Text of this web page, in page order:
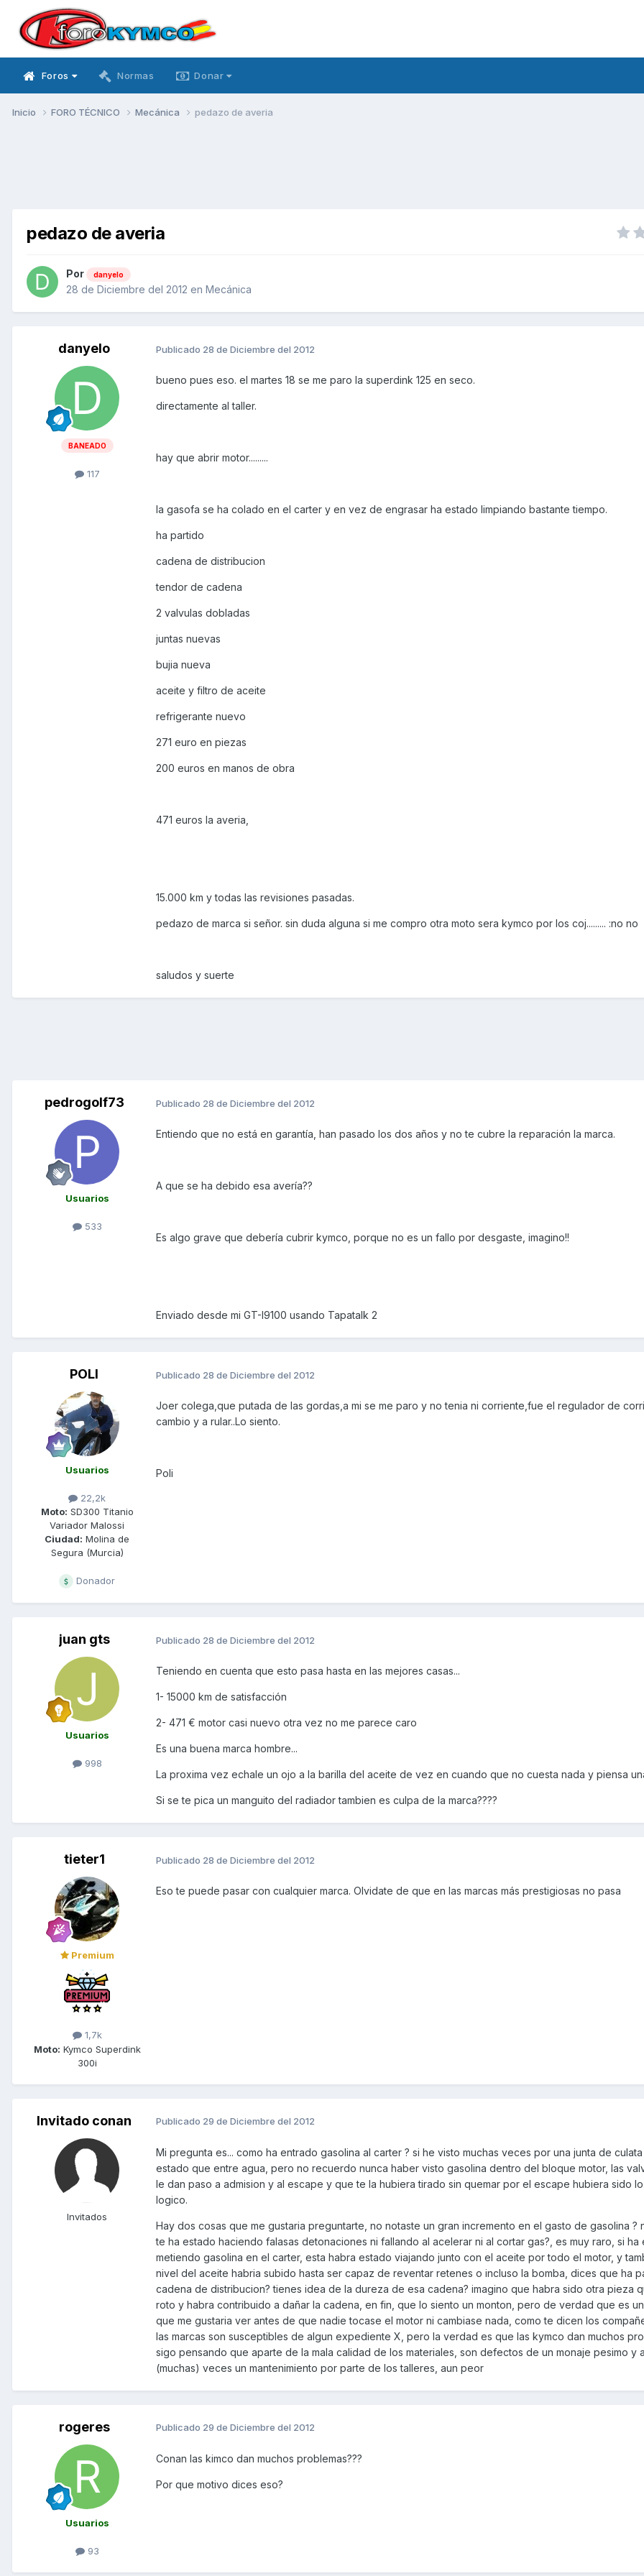
Foros Normas Donar
Inicio FORO TÉCNICO Mecánica pedazo de averia
pedazo de averia
Por danyelo
28 de Diciembre del 2012 en Mecánica
danyelo
BANEADO
117
Publicado 28 de Diciembre del 2012
bueno pues eso. el martes 18 se me paro la superdink 125 en seco.
directamente al taller.
hay que abrir motor.........
la gasofa se ha colado en el carter y en vez de engrasar ha estado limpiando bastante tiempo.
ha partido
cadena de distribucion
tendor de cadena
2 valvulas dobladas
juntas nuevas
bujia nueva
aceite y filtro de aceite
refrigerante nuevo
271 euro en piezas
200 euros en manos de obra
471 euros la averia,
15.000 km y todas las revisiones pasadas.
pedazo de marca si señor. sin duda alguna si me compro otra moto sera kymco por los coj......... :no no
saludos y suerte
pedrogolf73
Usuarios
533
Publicado 28 de Diciembre del 2012
Entiendo que no está en garantía, han pasado los dos años y no te cubre la reparación la marca.
A que se ha debido esa avería??
Es algo grave que debería cubrir kymco, porque no es un fallo por desgaste, imagino!!
Enviado desde mi GT-I9100 usando Tapatalk 2
POLI
Usuarios
22,2k
Moto: SD300 Titanio
Variador Malossi
Ciudad: Molina de
Segura (Murcia)
Donador
Publicado 28 de Diciembre del 2012
Joer colega,que putada de las gordas,a mi se me paro y no tenia ni corriente,fue el regulador de
cambio y a rular..Lo siento.
Poli
juan gts
Usuarios
998
Publicado 28 de Diciembre del 2012
Teniendo en cuenta que esto pasa hasta en las mejores casas...
1- 15000 km de satisfacción
2- 471 € motor casi nuevo otra vez no me parece caro
Es una buena marca hombre...
La proxima vez echale un ojo a la barilla del aceite de vez en cuando que no cuesta nada y piensa
Si se te pica un manguito del radiador tambien es culpa de la marca????
tieter1
Premium
1,7k
Moto: Kymco Superdink
300i
Publicado 28 de Diciembre del 2012
Eso te puede pasar con cualquier marca. Olvidate de que en las marcas más prestigiosas no pasa
Invitado conan
Invitados
Publicado 29 de Diciembre del 2012
Mi pregunta es... como ha entrado gasolina al carter ? si he visto muchas veces por una junta de culata
estado que entre agua, pero no recuerdo nunca haber visto gasolina dentro del bloque motor, las
le dan paso a admision y al escape y que te la hubiera tirado sin quemar por el escape hubiera sido lo
logico.
Hay dos cosas que me gustaria preguntarte, no notaste un gran incremento en el gasto de gasolina ?
te ha estado haciendo falasas detonaciones ni fallando al acelerar ni al cortar gas?, es muy raro, si ha
metiendo gasolina en el carter, esta habra estado viajando junto con el aceite por todo el motor, y
nivel del aceite habria subido hasta ser capaz de reventar retenes o incluso la bomba, dices que ha
cadena de distribucion? tienes idea de la dureza de esa cadena? imagino que habra sido otra pieza
roto y habra contribuido a dañar la cadena, en fin, que lo siento un monton, pero de verdad que es
que me gustaria ver antes de que nadie tocase el motor ni cambiase nada, como te dicen los
las marcas son susceptibles de algun expediente X, pero la verdad es que las kymco dan muchos
sigo pensando que aparte de la mala calidad de los materiales, son defectos de un monaje pesimo y
(muchas) veces un mantenimiento por parte de los talleres, aun peor
rogeres
Usuarios
93
Publicado 29 de Diciembre del 2012
Conan las kimco dan muchos problemas???
Por que motivo dices eso?